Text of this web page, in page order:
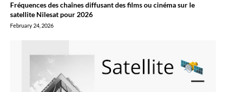
Fréquences des chaînes diffusant des films ou cinéma sur le
satellite Nilesat pour 2026
February 24, 2026